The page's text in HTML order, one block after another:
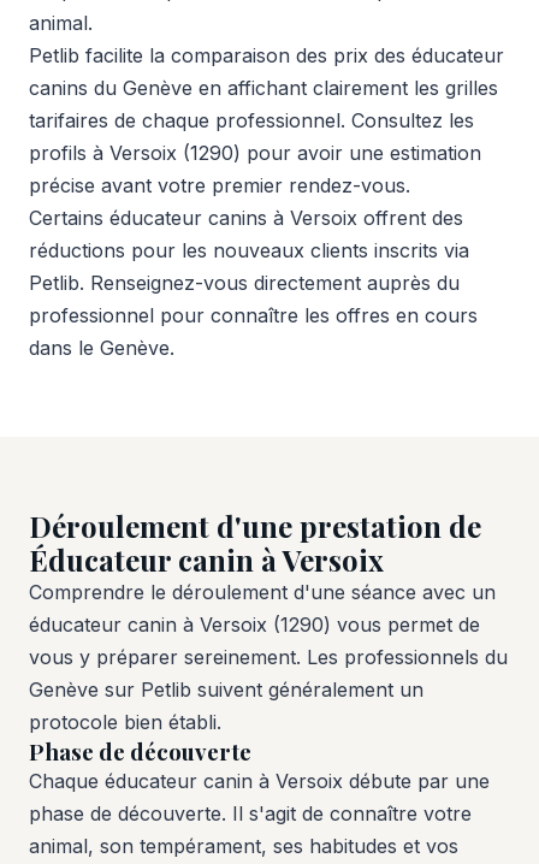
animal.
Petlib facilite la comparaison des prix des éducateur
canins du Genève en affichant clairement les grilles
tarifaires de chaque professionnel. Consultez les
profils à Versoix (1290) pour avoir une estimation
précise avant votre premier rendez-vous.
Certains éducateur canins à Versoix offrent des
réductions pour les nouveaux clients inscrits via
Petlib. Renseignez-vous directement auprès du
professionnel pour connaître les offres en cours
dans le Genève.
Déroulement d'une prestation de
Éducateur canin à Versoix
Comprendre le déroulement d'une séance avec un
éducateur canin à Versoix (1290) vous permet de
vous y préparer sereinement. Les professionnels du
Genève sur Petlib suivent généralement un
protocole bien établi.
Phase de découverte
Chaque éducateur canin à Versoix débute par une
phase de découverte. Il s'agit de connaître votre
animal, son tempérament, ses habitudes et vos